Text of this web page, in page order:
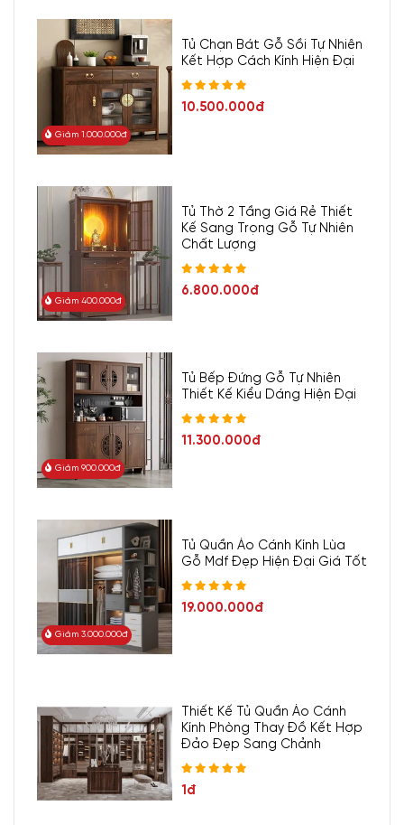
Giảm 1.000.000đ
Tủ Chạn Bát Gỗ Sồi Tự Nhiên
Kết Hợp Cách Kính Hiện Đại
10.500.000đ
Giảm 400.000đ
Tủ Thờ 2 Tầng Giá Rẻ Thiết
Kế Sang Trọng Gỗ Tự Nhiên
Chất Lượng
6.800.000đ
Giảm 900.000đ
Tủ Bếp Đứng Gỗ Tự Nhiên
Thiết Kế Kiểu Dáng Hiện Đại
11.300.000đ
Giảm 3.000.000đ
Tủ Quần Áo Cánh Kính Lùa
Gỗ Mdf Đẹp Hiện Đại Giá Tốt
19.000.000đ
Thiết Kế Tủ Quần Áo Cánh
Kính Phòng Thay Đồ Kết Hợp
Đảo Đẹp Sang Chảnh
1đ